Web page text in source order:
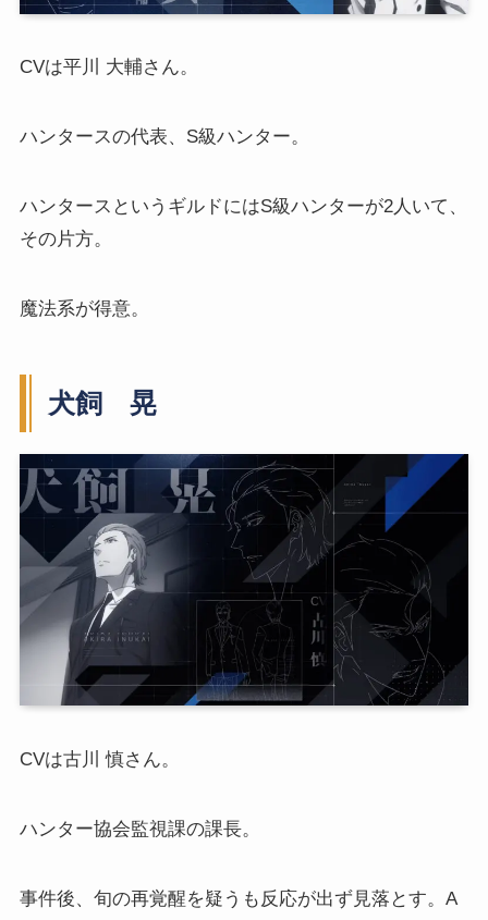
CVは平川 大輔さん。
ハンタースの代表、S級ハンター。
ハンタースというギルドにはS級ハンターが2人いて、
その片方。
魔法系が得意。
犬飼 晃
CVは古川 慎さん。
ハンター協会監視課の課長。
事件後、旬の再覚醒を疑うも反応が出ず見落とす。A